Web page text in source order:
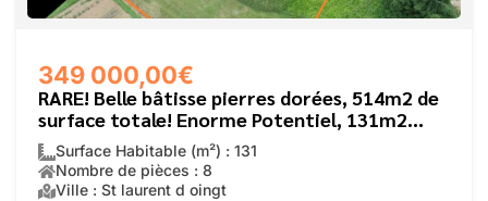
349 000,00€
RARE! Belle bâtisse pierres dorées, 514m2 de
surface totale! Enorme Potentiel, 131m2
habitables!
Surface Habitable (m²) : 131
Nombre de pièces : 8
Ville : St laurent d oingt